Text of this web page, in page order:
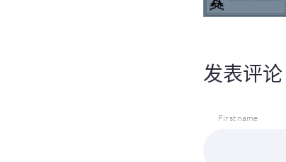
发表评论
First name